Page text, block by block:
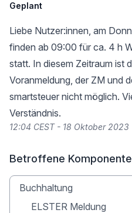
Geplant
Liebe Nutzer:innen, am
finden ab 09:00 für ca. 4 h
statt. In diesem Zeitraum ist
Voranmeldung, der ZM und
smartsteuer nicht möglich.
Verständnis.
12:04 CEST - 18 Oktober 2023
Betroffene
Buchhaltung
ELSTER Meldung